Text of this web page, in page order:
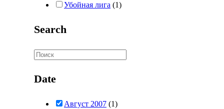
Убойная лига (1)
Search
Date
Август 2007 (1)